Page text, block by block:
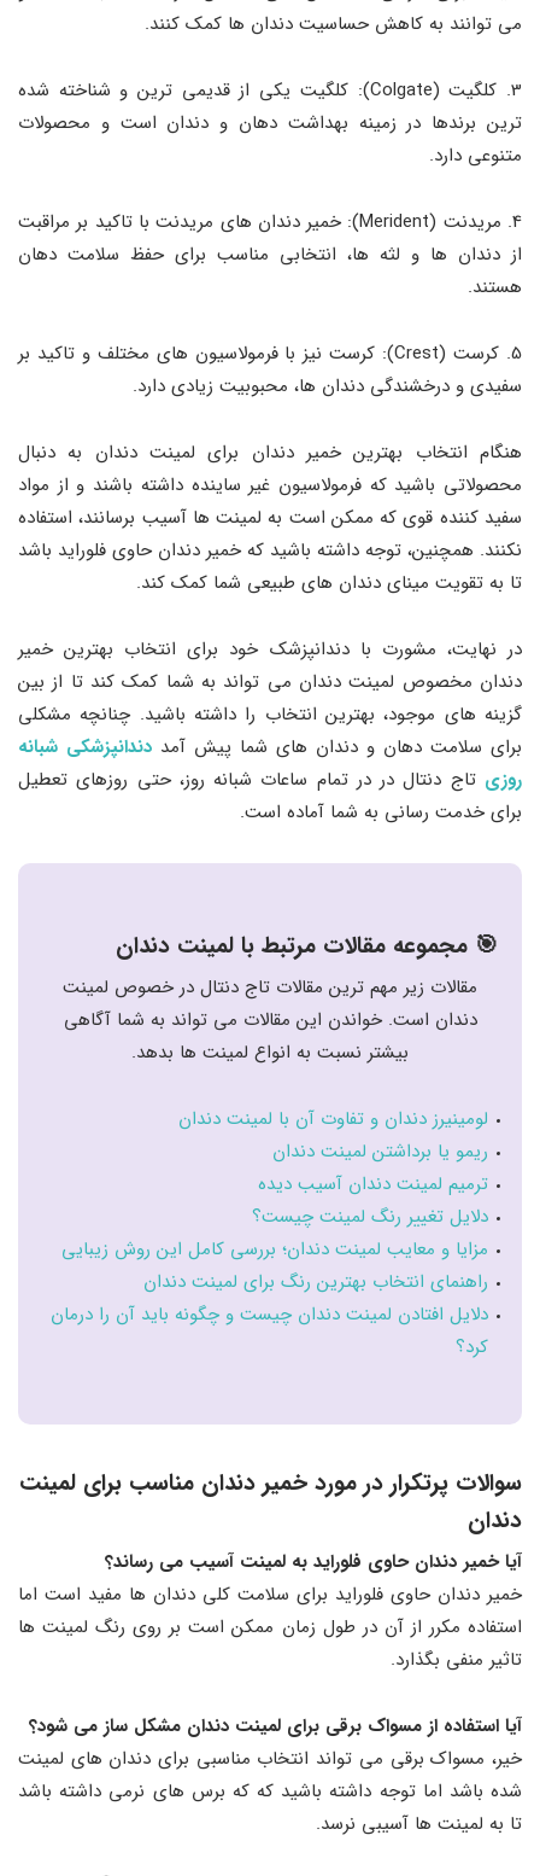
می توانند به کاهش حساسیت دندان ها کمک کنند.
3. کلگیت (Colgate): کلگیت یکی از قدیمی ترین و شناخته شده
ترین برندها در زمینه بهداشت دهان و دندان است و محصولات
متنوعی دارد.
4. مریدنت (Merident): خمیر دندان های مریدنت با تاکید بر مراقبت
از دندان ها و لثه ها، انتخابی مناسب برای حفظ سلامت دهان
هستند.
5. کرست (Crest): کرست نیز با فرمولاسیون های مختلف و تاکید بر
سفیدی و درخشندگی دندان ها، محبوبیت زیادی دارد.
هنگام انتخاب بهترین خمیر دندان برای لمینت دندان به دنبال
محصولاتی باشید که فرمولاسیون غیر ساینده داشته باشند و از مواد
سفید کننده قوی که ممکن است به لمینت ها آسیب برسانند، استفاده
نکنند. همچنین، توجه داشته باشید که خمیر دندان حاوی فلوراید باشد
تا به تقویت مینای دندان های طبیعی شما کمک کند.
در نهایت، مشورت با دندانپزشک خود برای انتخاب بهترین خمیر
دندان مخصوص لمینت دندان می تواند به شما کمک کند تا از بین
گزینه های موجود، بهترین انتخاب را داشته باشید. چنانچه مشکلی
برای سلامت دهان و دندان های شما پیش آمد دندانپزشکی شبانه
روزی تاج دنتال در در تمام ساعات شبانه روز، حتی روزهای تعطیل
برای خدمت رسانی به شما آماده است.
🎯 مجموعه مقالات مرتبط با لمینت دندان
مقالات زیر مهم ترین مقالات تاج دنتال در خصوص لمینت
دندان است. خواندن این مقالات می تواند به شما آگاهی
بیشتر نسبت به انواع لمینت ها بدهد.
لومینیرز دندان و تفاوت آن با لمینت دندان
ریمو یا برداشتن لمینت دندان
ترمیم لمینت دندان آسیب دیده
دلایل تغییر رنگ لمینت چیست؟
مزایا و معایب لمینت دندان؛ بررسی کامل این روش زیبایی
راهنمای انتخاب بهترین رنگ برای لمینت دندان
دلایل افتادن لمینت دندان چیست و چگونه باید آن را درمان
کرد؟
سوالات پرتکرار در مورد خمیر دندان مناسب برای لمینت
دندان
آیا خمیر دندان حاوی فلوراید به لمینت آسیب می رساند؟
خمیر دندان حاوی فلوراید برای سلامت کلی دندان ها مفید است اما
استفاده مکرر از آن در طول زمان ممکن است بر روی رنگ لمینت ها
تاثیر منفی بگذارد.
آیا استفاده از مسواک برقی برای لمینت دندان مشکل ساز می شود؟
خیر، مسواک برقی می تواند انتخاب مناسبی برای دندان های لمینت
شده باشد اما توجه داشته باشید که که برس های نرمی داشته باشد
تا به لمینت ها آسیبی نرسد.